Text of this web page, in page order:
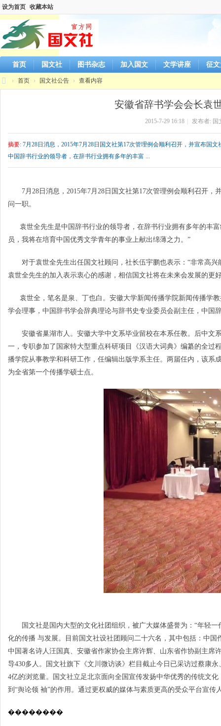
设为首页 收藏本站
首页 国文社 图书杂志 加入国文 文学讲座 征
› 首页 › 国文社公告 › 查看内容
安徽省辞书学会会长袁
2015-7-29 16:18 发布者: 国
摘要: 7月28日消息，2015年7月28日国文社第17次管理例会顺利召开，并宣布国
中国辞书行业的领导者，在辞书行业拥有多年的丰富 ...
7月28日消息，2015年7月28日国文社第17次管理例会顺利召开，
问一职。
袁世全先生是中国辞书行业的领导者，在辞书行业拥有多年的丰
员，我将在培育中国优秀文学青年的事业上献出绵薄之力。”
对于袁世全先生出任国文社顾问，社长伍宇鹏也表示：“非常高兴
袁世全先生的加入表示衷心的感谢，相信国文社将在未来会发展的更
袁世全，笔名是泉、丁也白。安徽大学新闻传播学院新闻传播学
学会理事，中国辞书学会辞典理论与辞书史专业委员会副主任，中国
安徽省巢湖市人。安徽大学中文系毕业留校在本系任教。后中文
一，专职参加了国家特大型重点科研项目《汉语大词典》编纂的全
播学院从事教学和科研工作，任编辑出版学系主任。两届任内，该
为全省第一个传播学硕士点。
国文社是国内大型的文化社团组织，被广大媒体盛誉为：“年轻一
化的传播 与发展。目前国文社设社团顾问二十六名，其中包括：中
中国著名诗人汪国真、安徽省作家协会主席许辉、山东省作协副主
导430多人。国文社旗下《文川微访谈》栏目截止今日已采访过蔡康
4亿的浏览量。国文社立足北京面向全国宣传发扬中华优秀的传统文
到“舆论领 袖”的作用。通过更权威的媒体与素质更高的受众平台宣传
��������